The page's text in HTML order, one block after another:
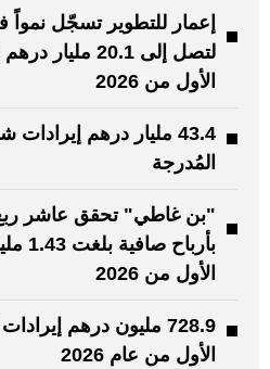
إعمار للتطوير تسجّل نمواً
لتصل إلى 20.1
الأول من 2026
43.4 مليار درهم
المُدرجة
"بن غاطي" تحقق عاشر
الأول من 2026
728.9 مليون درهم
الأول من عام 2026